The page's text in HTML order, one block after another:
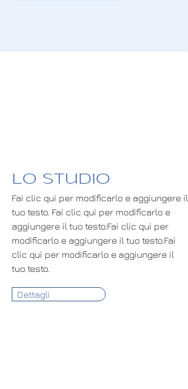
Lo studio
Fai clic qui per modificarlo e aggiungere il
tuo testo. Fai clic qui per modificarlo e
aggiungere il tuo testo.Fai clic qui per
modificarlo e aggiungere il tuo testo.Fai
clic qui per modificarlo e aggiungere il
tuo testo.
Dettagli